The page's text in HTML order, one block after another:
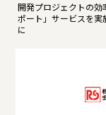
開発プロジェクトの効
ポート」サービスを
に